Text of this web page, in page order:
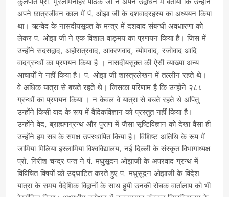
अपने छात्रजीवन काल में पं. ओझा जी के दशवादरहस्य का अध्ययन किया
था। ऋग्वेद के नासदीयसूक्त के मन्त्र में दशवाद संबन्धी अवधारणा को
लेकर पं. ओझा जी ने एक विशाल वाङ्मय का प्रणयन किया है। जिस में
उन्होंने सदसद्वाद, अहोरात्रवाद, आवरणवाद, व्योमवाद, रजोवाद आदि
वादग्रन्थों का प्रणयन किया है । नासदीयसूक्त की ऐसी व्याख्या अन्य
आचार्यों ने नहीं किया है। पं. ओझा जी शास्त्रलेखन में तल्लीन रहते थे।
वे अधिक यात्रा से बचते रहते थे। जिसका परिणाम है कि उन्होंने २८८
ग्रन्थों का प्रणयन किया । न केवल वे यात्रा से बचते रहते थे अपितु
उन्होंने किसी वाद के रूप में वैदिकविज्ञान को प्रस्तुत नहीं किया है।
उन्होंने वेद, ब्राह्मणग्रन्थ और पुराण में जैसा सृष्टिविज्ञान को देखा वैसा ही
उन्होंने हम सब के समक्ष उपस्थापित किया है। विशिष्ट अतिथि के रूप में
जामिया मिलिया इस्लामिया विश्वविद्यालय, नई दिल्ली के संस्कृत विभागाध्यक्ष
प्रो. गिरीश चन्द्र पन्त ने पं. मधुसूदन ओझाजी के अपरवाद ग्रन्थ में
विविचित विषयों को उद्घाटित करते हुए पं. मधुसूदन ओझाजी के विदेश
यात्रा के समय वैदेशिक विद्वानों के साथ हुयी उनकी रोचक वार्तालाप को भी